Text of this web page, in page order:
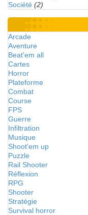
Société (2)
Arcade
Aventure
Beat'em all
Cartes
Horror
Plateforme
Combat
Course
FPS
Guerre
Infiltration
Musique
Shoot'em up
Puzzle
Rail Shooter
Réflexion
RPG
Shooter
Stratégie
Survival horror